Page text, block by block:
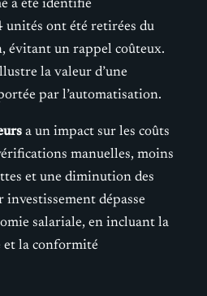
a été identifié
unités ont été retirées du
évitant un rappel coûteux.
la valeur d’une
par l’automatisation.
a un impact sur les coûts
manuelles, moins
et une diminution des
investissement dépasse
salariale, en incluant la
et la conformité